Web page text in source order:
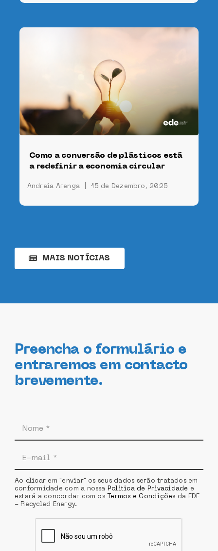
MAIS NOTÍCIAS
Como a conversão de plásticos está
a redefinir a economia circular
Andreia Arenga 15 de Dezembro, 2025
Preencha o formulário e
entraremos em contacto
brevemente.
Ao clicar em "enviar" os seus dados serão tratados em
conformidade com a nossa
Politica de Privacidade e
estará a concordar com os
Termos e Condições da EDE
- Recycled Energy.